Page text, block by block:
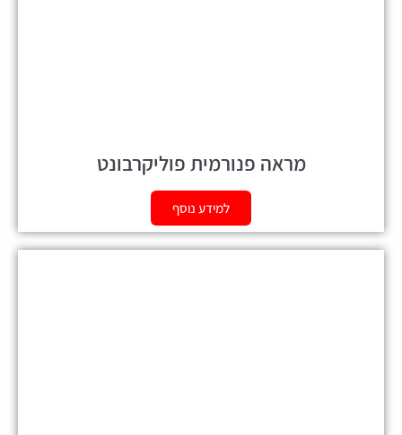
מראה פנורמית פוליקרבונט
למידע נוסף